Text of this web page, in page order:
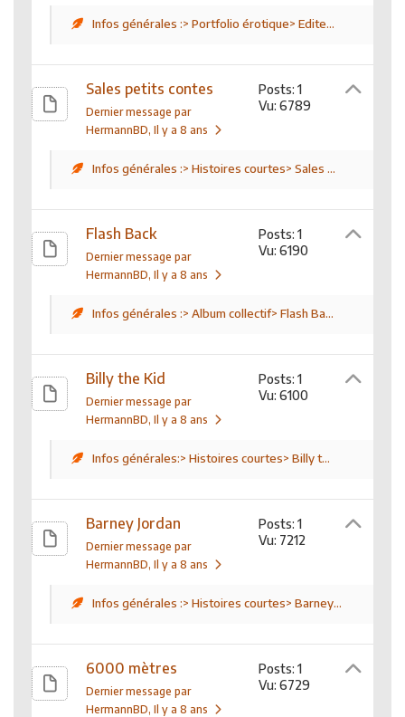
Infos générales :> Portfolio érotique> Edite...
Sales petits contes
Dernier message par
HermannBD, Il y a 8 ans
Posts: 1
Vu: 6789
Infos générales :> Histoires courtes> Sales ...
Flash Back
Dernier message par
HermannBD, Il y a 8 ans
Posts: 1
Vu: 6190
Infos générales :> Album collectif> Flash Ba...
Billy the Kid
Dernier message par
HermannBD, Il y a 8 ans
Posts: 1
Vu: 6100
Infos générales:> Histoires courtes> Billy t...
Barney Jordan
Dernier message par
HermannBD, Il y a 8 ans
Posts: 1
Vu: 7212
Infos générales :> Histoires courtes> Barney...
6000 mètres
Dernier message par
HermannBD, Il y a 8 ans
Posts: 1
Vu: 6729